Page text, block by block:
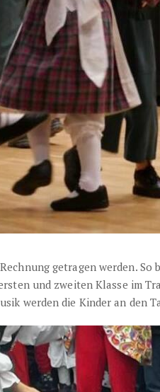
getragen werden.
und zweiten Klasse im
werden die Kinder an den